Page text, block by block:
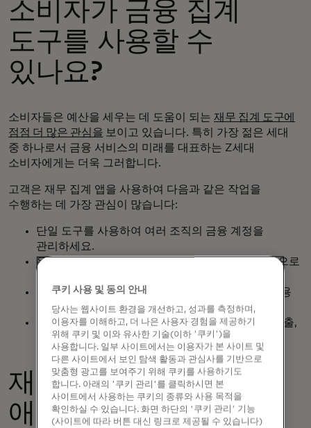
소비자가 금융 집계
도구를 사용할 수
있나요?
소비자들은 예산을 세우는 데 도움이 되는 재무 집계 도구에
점점 더 많은 관심을 보이고 있습니다. 특히 가장 젊은 세대
중 하나로서 금융 서비스의 미래를 대표하는 Z세대
소비자에게는 더욱 그러합니다.
고객은 재무 집계 앱을 사용하여 다음과 같은 작업을
수행하는 데 가장 관심이 많습니다:
단일 도구를 사용하여 여러 조직의 금융 계정을
관리하세요.
은행 및 신용카드 계좌에 연결된 앱으로 더 효율적으로
여러 카드 또는 계정에서 지출을 추적할 수 있는 신용
명세서에 액세스합니다.
여러 계정을 살펴보지 않으면 얻을 수 없는 신용, 지출,
현금 흐름 또는 기타 인사이트를 확인하세요.
재무 데이터
애그리게이터의 이점
쿠키 사용 및 동의 안내
당사는 웹사이트 환경을 개선하고, 성과를 측정하며,
이용자를 이해하고, 더 나은 사용자 경험을 제공하기
위해 쿠키 및 이와 유사한 기술(이하 '쿠키')을
사용합니다. 일부 사이트에서는 이용자가 본 사이트 및
다른 사이트에서 보인 탐색 활동과 관심사를 기반으로
맞춤형 광고를 보여주기 위해 쿠키를 사용하기도
합니다. 아래의 '쿠키 관리'를 클릭하시면 본
사이트에서 사용하는 쿠키의 종류와 사용 목적을
확인하실 수 있습니다. 화면 하단의 '쿠키 관리' 기능
(사이트에 따라 버튼 대신 링크로 제공될 수 있습니다)